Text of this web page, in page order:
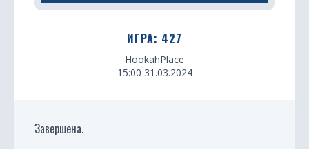
ИГРА: 427
HookahPlace
15:00 31.03.2024
Завершена.